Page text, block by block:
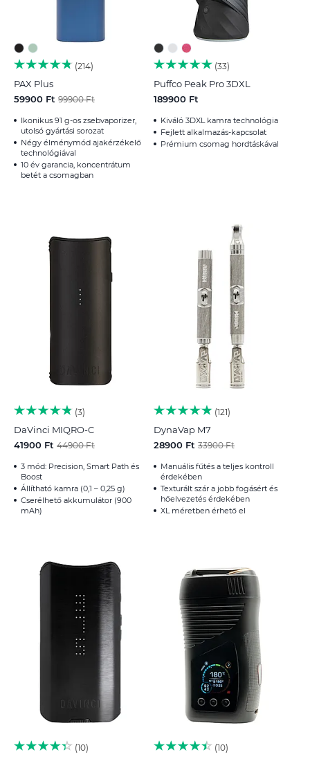
214
PAX Plus
59900 Ft 99900 Ft
Ikonikus 91 g-os zsebvaporizer,
utolsó gyártási sorozat
Négy élménymód ajakérzékelő
technológiával
10 év garancia, koncentrátum
betét a csomagban
33
Puffco Peak Pro 3DXL
189900 Ft
Kiváló 3DXL kamra technológia
Fejlett alkalmazás-kapcsolat
Prémium csomag hordtáskával
3
DaVinci MIQRO-C
41900 Ft 44900 Ft
3 mód: Precision, Smart Path és
Boost
Állítható kamra (0,1 – 0,25 g)
Cserélhető akkumulátor (900
mAh)
121
DynaVap M7
28900 Ft 33900 Ft
Manuális fűtés a teljes kontroll
érdekében
Texturált szár a jobb fogásért és
hőelvezetés érdekében
XL méretben érhető el
10 10